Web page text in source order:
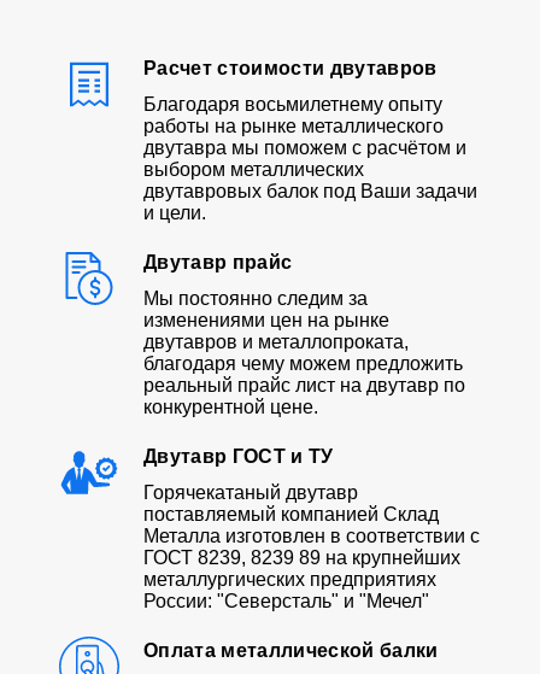
Расчет стоимости двутавров
Благодаря восьмилетнему опыту
работы на рынке металлического
двутавра мы поможем с расчётом и
выбором металлических
двутавровых балок под Ваши задачи
и цели.
Двутавр прайс
Мы постоянно следим за
изменениями цен на рынке
двутавров и металлопроката,
благодаря чему можем предложить
реальный прайс лист на двутавр по
конкурентной цене.
Двутавр ГОСТ и ТУ
Горячекатаный двутавр
поставляемый компанией Склад
Металла изготовлен в соответствии с
ГОСТ 8239, 8239 89 на крупнейших
металлургических предприятиях
России: "Северсталь" и "Мечел"
Оплата металлической балки